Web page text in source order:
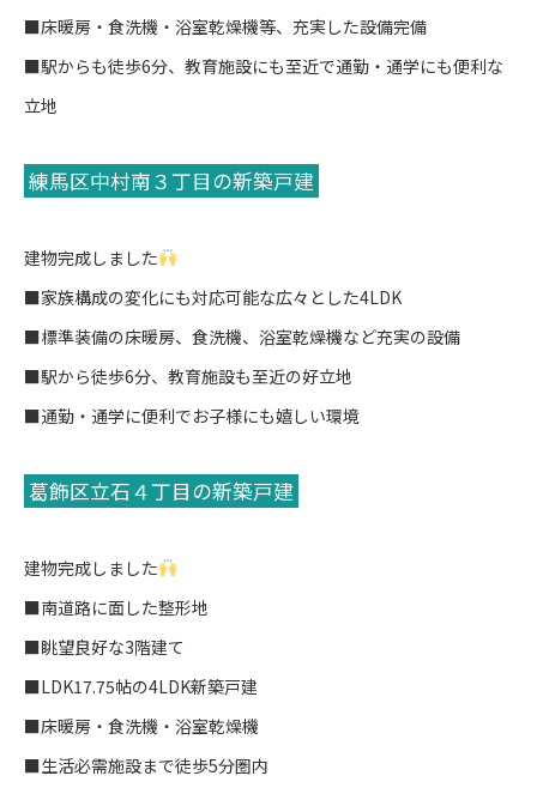
■床暖房・食洗機・浴室乾燥機等、充実した設備完備
■駅からも徒歩6分、教育施設にも至近で通勤・通学にも便利な
立地
練馬区中村南３丁目の新築戸建
建物完成しました
■家族構成の変化にも対応可能な広々とした4LDK
■標準装備の床暖房、食洗機、浴室乾燥機など充実の設備
■駅から徒歩6分、教育施設も至近の好立地
■通勤・通学に便利でお子様にも嬉しい環境
葛飾区立石４丁目の新築戸建
建物完成しました
■南道路に面した整形地
■眺望良好な3階建て
■LDK17.75帖の4LDK新築戸建
■床暖房・食洗機・浴室乾燥機
■生活必需施設まで徒歩5分圏内